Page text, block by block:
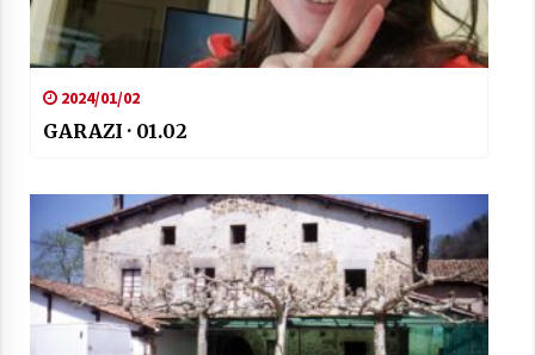
2024/01/02
GARAZI · 01.02